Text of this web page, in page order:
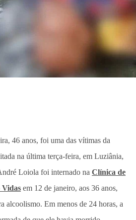
46 anos, foi uma das vítimas da
na última terça-feira, em Luziânia,
Loiola foi internado na Clínica de
Vidas em 12 de janeiro, aos 36 anos,
alcoolismo. Em menos de 24 horas, a